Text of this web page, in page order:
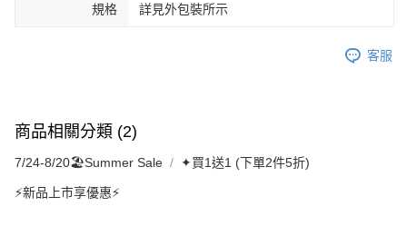
規格 詳見外包裝所示
客服
商品相關分類 (2)
7/24-8/20🏖️Summer Sale ✦買1送1 (下單2件5折)
⚡新品上市享優惠⚡